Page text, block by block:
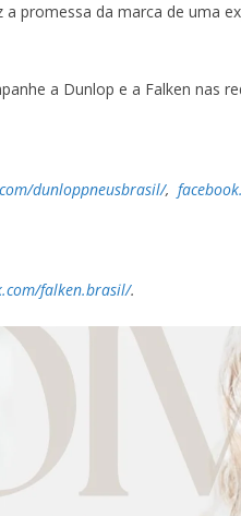
a promessa da marca de uma
a Dunlop e a Falken nas
dunloppneusbrasil/,
falken.brasil/.